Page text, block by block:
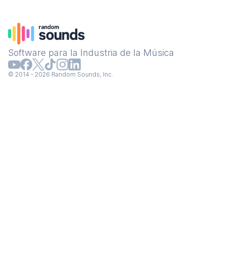
Software para la Industria de la Música
© 2014 - 2026 Random Sounds, Inc.